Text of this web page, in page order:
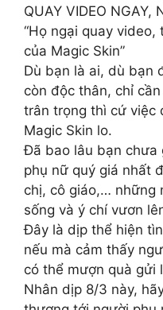
QUAY VIDEO NGAY,
“Họ ngại quay
của Magic Skin”
Dù bạn là ai, dù bạn
còn độc thân, chỉ
trân trọng thì cứ việc
Magic Skin lo.
Đã bao lâu bạn chưa
phụ nữ quý giá nhất
chị, cô giáo,… những
sống và ý chí vươn
Đây là dịp thể hiện
nếu mà cảm thấy
có thể mượn quà gửi
Nhân dịp 8/3 này,